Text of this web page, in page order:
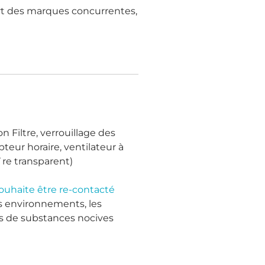
des marques concurrentes,
Filtre, verrouillage des
horaire, ventilateur à
transparent)
être re-contacté
environnements, les
de substances nocives